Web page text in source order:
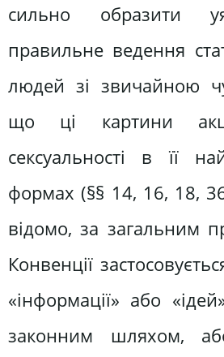
сильно образити
правильне ведення
людей зі звичайною
що ці картини
сексуальності в її
формах (§§ 14, 16, 18,
відомо, за загальним
Конвенції
«інформації» або
законним шляхом,